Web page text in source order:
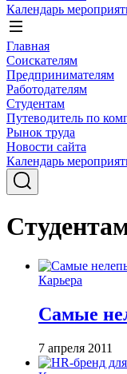
Календарь
Главная
Соискателям
Предпринимателям
Работодателям
Студентам
Путеводитель по
Рынок труда
Новости сайта
Календарь
Карьера
Самые
7 апреля 2011